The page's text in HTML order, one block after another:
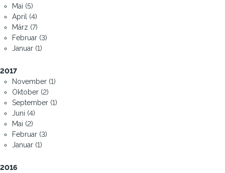
Mai (5)
April (4)
März (7)
Februar (3)
Januar (1)
2017
November (1)
Oktober (2)
September (1)
Juni (4)
Mai (2)
Februar (3)
Januar (1)
2016